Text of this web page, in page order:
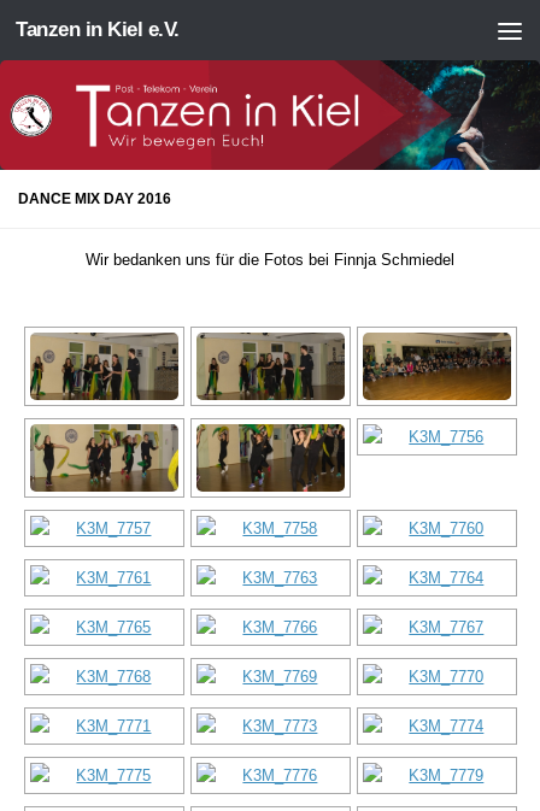
Zum Inhalt springen
Tanzen in Kiel e.V.
DANCE MIX DAY 2016
Wir bedanken uns für die Fotos bei Finnja Schmiedel